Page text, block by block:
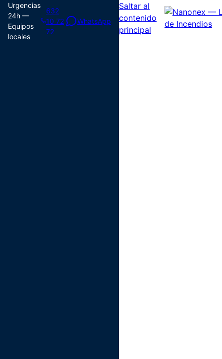
Urgencias
24h —
Equipos
locales
632
10 72
72
WhatsApp
Saltar al
contenido
principal